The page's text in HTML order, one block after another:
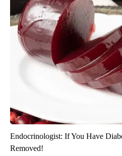
Endocrinologist: If You Have
Removed!